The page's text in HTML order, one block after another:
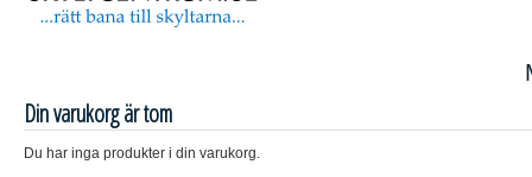
Din varukorg är tom
Du har inga produkter i din varukorg.